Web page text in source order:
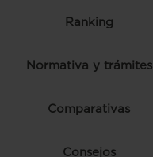
Ranking
Normativa y trámites
Comparativas
Consejos